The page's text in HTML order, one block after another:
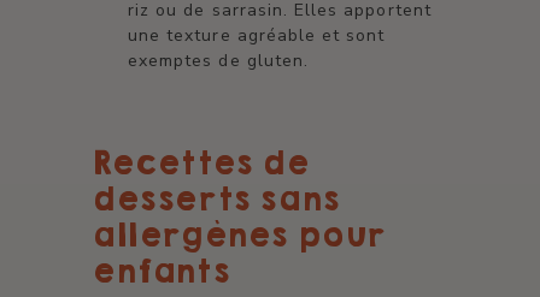
riz ou de sarrasin. Elles apportent
une texture agréable et sont
exemptes de gluten.
Recettes de
desserts sans
allergènes pour
enfants